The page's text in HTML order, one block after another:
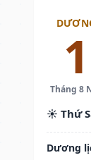
Tháng 8
☀️ Thứ
Dương